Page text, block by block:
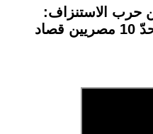
حرب الاستنزاف:
-نقبل في استنزاف مضاد لحدّ 10 مصريين قصاد